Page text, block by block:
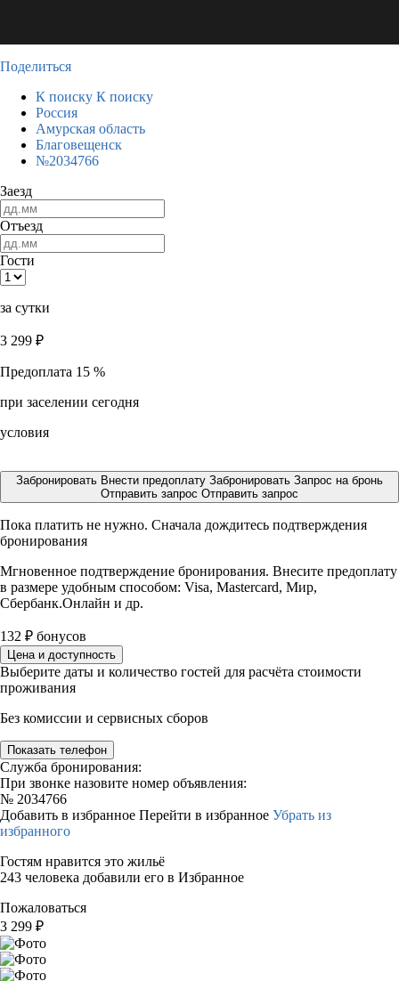
Поделиться
К поиску К поиску
Россия
Амурская область
Благовещенск
№2034766
Заезд
Отъезд
Гости
за сутки
3 299 ₽
Предоплата 15 %
при заселении сегодня
условия
Забронировать Внести предоплату Забронировать Запрос на бронь
Отправить запрос Отправить запрос
Пока платить не нужно. Сначала дождитесь подтверждения
бронирования
Мгновенное подтверждение бронирования. Внесите предоплату
в размере удобным способом: Visa, Mastercard, Мир,
Сбербанк.Онлайн и др.
132 ₽ бонусов
Цена и доступность
Выберите даты и количество гостей для расчёта стоимости
проживания
Без комиссии и сервисных сборов
Показать телефон
Служба бронирования:
При звонке назовите номер объявления:
№ 2034766
Добавить в избранное Перейти в избранное Убрать из
избранного
Гостям нравится это жильё
243 человека добавили его в Избранное
Пожаловаться
3 299 ₽